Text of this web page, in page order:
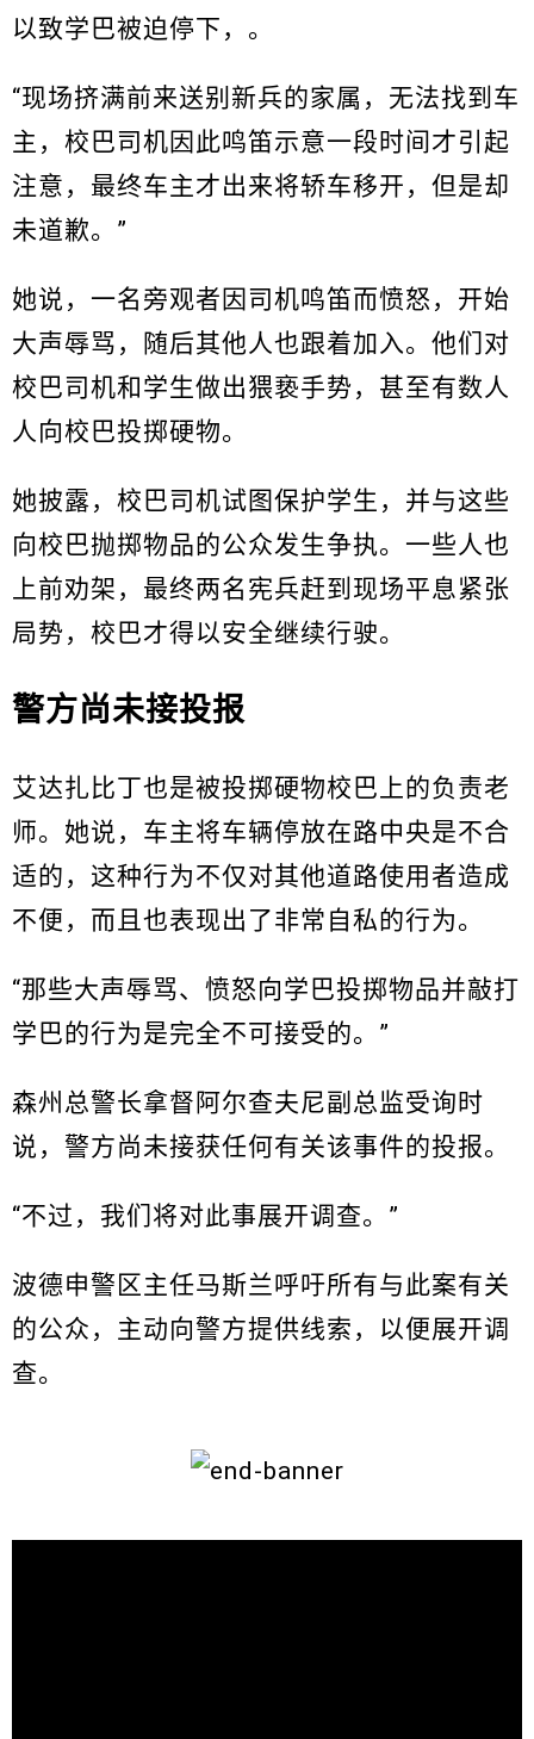
以致学巴被迫停下，。
“现场挤满前来送别新兵的家属，无法找到车
主，校巴司机因此鸣笛示意一段时间才引起
注意，最终车主才出来将轿车移开，但是却
未道歉。”
她说，一名旁观者因司机鸣笛而愤怒，开始
大声辱骂，随后其他人也跟着加入。他们对
校巴司机和学生做出猥亵手势，甚至有数人
人向校巴投掷硬物。
她披露，校巴司机试图保护学生，并与这些
向校巴抛掷物品的公众发生争执。一些人也
上前劝架，最终两名宪兵赶到现场平息紧张
局势，校巴才得以安全继续行驶。
警方尚未接投报
艾达扎比丁也是被投掷硬物校巴上的负责老
师。她说，车主将车辆停放在路中央是不合
适的，这种行为不仅对其他道路使用者造成
不便，而且也表现出了非常自私的行为。
“那些大声辱骂、愤怒向学巴投掷物品并敲打
学巴的行为是完全不可接受的。”
森州总警长拿督阿尔查夫尼副总监受询时
说，警方尚未接获任何有关该事件的投报。
“不过，我们将对此事展开调查。”
波德申警区主任马斯兰呼吁所有与此案有关
的公众，主动向警方提供线索，以便展开调
查。